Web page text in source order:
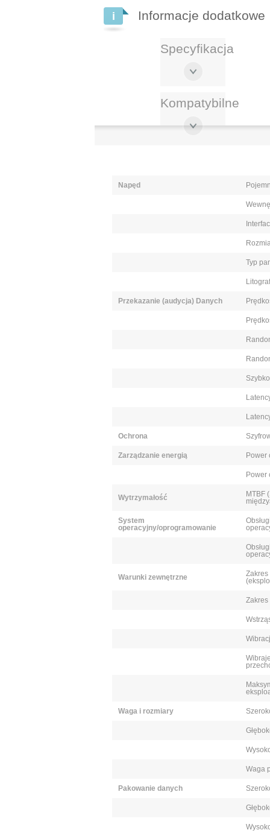
Informacje dodatkowe
Specyfikacja
Kompatybilne
Napęd
Typ
Przekazanie (audycja) Danych
Ochrona
Zarządzanie energią Power
Power
Wytrzymałość
MTBF
System
operacyjny/oprogramowanie
Warunki zewnętrzne
Zakres
Waga i rozmiary
Waga
Pakowanie danych